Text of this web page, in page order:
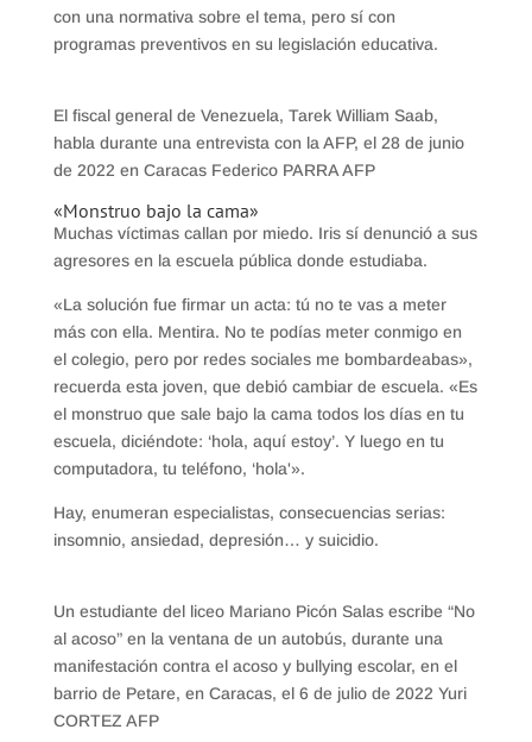
con una normativa sobre el tema, pero sí con
programas preventivos en su legislación educativa.
El fiscal general de Venezuela, Tarek William Saab,
habla durante una entrevista con la AFP, el 28 de junio
de 2022 en Caracas Federico PARRA AFP
«Monstruo bajo la cama»
Muchas víctimas callan por miedo. Iris sí denunció a sus
agresores en la escuela pública donde estudiaba.
«La solución fue firmar un acta: tú no te vas a meter
más con ella. Mentira. No te podías meter conmigo en
el colegio, pero por redes sociales me bombardeabas»,
recuerda esta joven, que debió cambiar de escuela. «Es
el monstruo que sale bajo la cama todos los días en tu
escuela, diciéndote: ‘hola, aquí estoy’. Y luego en tu
computadora, tu teléfono, ‘hola'».
Hay, enumeran especialistas, consecuencias serias:
insomnio, ansiedad, depresión… y suicidio.
Un estudiante del liceo Mariano Picón Salas escribe “No
al acoso” en la ventana de un autobús, durante una
manifestación contra el acoso y bullying escolar, en el
barrio de Petare, en Caracas, el 6 de julio de 2022 Yuri
CORTEZ AFP